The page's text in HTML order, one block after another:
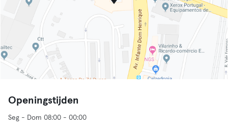
Openingstijden
Seg - Dom 08:00 - 00:00